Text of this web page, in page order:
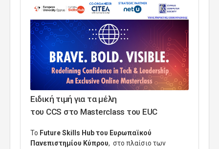
Ειδική τιμή για τα μέλη
του CCS στο Masterclass του EUC
To Future Skills Hub του Ευρωπαϊκού
Πανεπιστημίου Κύπρου, στο πλαίσιο των